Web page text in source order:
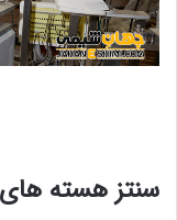
سنتز هسته